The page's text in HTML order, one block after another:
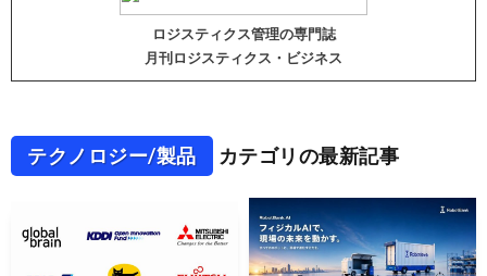
ロジスティクス管理の専門誌
月刊ロジスティクス・ビジネス
テクノロジー/製品 カテゴリの最新記事